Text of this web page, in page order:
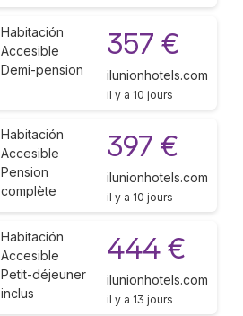
Habitación
Accesible
Demi-pension
357 €
ilunionhotels.com
il y a 10 jours
Habitación
Accesible
Pension
complète
397 €
ilunionhotels.com
il y a 10 jours
Habitación
Accesible
Petit-déjeuner
inclus
444 €
ilunionhotels.com
il y a 13 jours